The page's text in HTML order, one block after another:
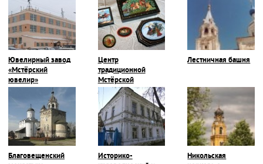
Ювелирный завод
«Мстёрский
ювелир»
Центр
традиционной
Мстёрской
миниатюры
Лестничная башня
Благовещенский
Историко-
Никольская